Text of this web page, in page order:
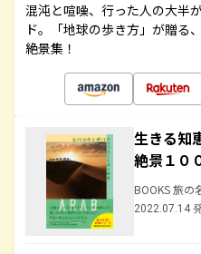
混沌と喧噪、行った人の大半
ド。「地球の歩き方」が贈る
絶景集！
生きる知
絶景１０
BOOKS 旅の
2022.07.14